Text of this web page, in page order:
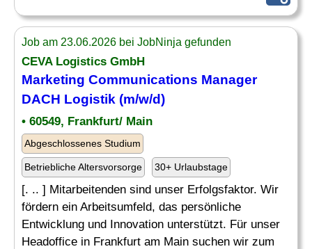
Job am 23.06.2026 bei JobNinja gefunden
CEVA Logistics GmbH
Marketing Communications Manager
DACH Logistik (m/w/d)
• 60549, Frankfurt/ Main
Abgeschlossenes Studium
Betriebliche Altersvorsorge 30+ Urlaubstage
[. .. ] Mitarbeitenden sind unser Erfolgsfaktor. Wir
fördern ein Arbeitsumfeld, das persönliche
Entwicklung und Innovation unterstützt. Für unser
Headoffice in Frankfurt am Main suchen wir zum